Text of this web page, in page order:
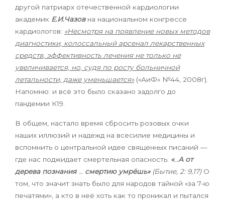
другой патриарх отечественной кардиологии
академик Е.И.Чазовна национальном конгрессе
кардиологов: «Несмотря на появление новых методов
диагностики, колоссальный арсенал лекарственных
средств, эффективность лечения не только не
увеличивается, но, судя по росту больничной
летальности, даже уменьшается»(«АиФ» №44, 2008г).
Напомню: и всё это было сказано задолго до
пандемии К19.
В общем, настало время сбросить розовых очки
наших иллюзий и надежд на всесилие медицины и
вспомнить о центральной идее священных писаний —
где нас поджидает смертельная опасность: «…А от
дерева познания … смертию умрёшь»(Бытие, 2: 9,17) О
том, что значит знать было для народов тайной «за 7-ю
печатями», а кто в неё хоть как то проникал и пытался